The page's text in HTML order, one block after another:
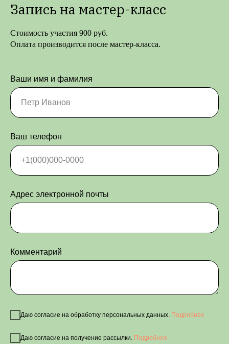
Запись на мастер-класс
Стоимость участия 900 руб.
Оплата производится после мастер-класса.
Ваши имя и фамилия
Ваш телефон
Адрес электронной почты
Комментарий
Даю согласие на обработку персональных данных. Подробнее
Даю согласие на получение рассылки. Подробнее